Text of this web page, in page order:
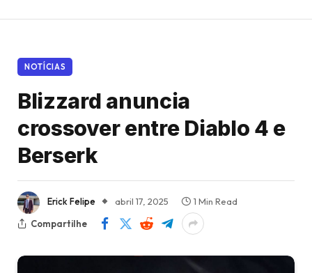
NOTÍCIAS
Blizzard anuncia
crossover entre Diablo 4 e
Berserk
Erick Felipe abril 17, 2025
1 Min Read
Compartilhe